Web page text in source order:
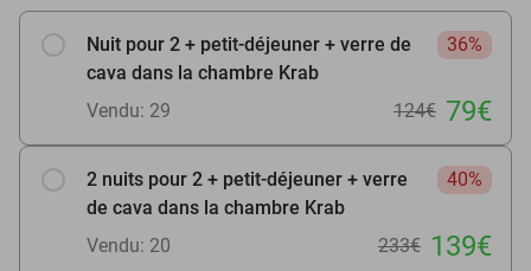
Nuit pour 2 + petit-déjeuner + verre de
cava dans la chambre Krab
36%
Vendu: 29 124€ 79€
2 nuits pour 2 + petit-déjeuner + verre
de cava dans la chambre Krab
40%
Vendu: 20 233€ 139€